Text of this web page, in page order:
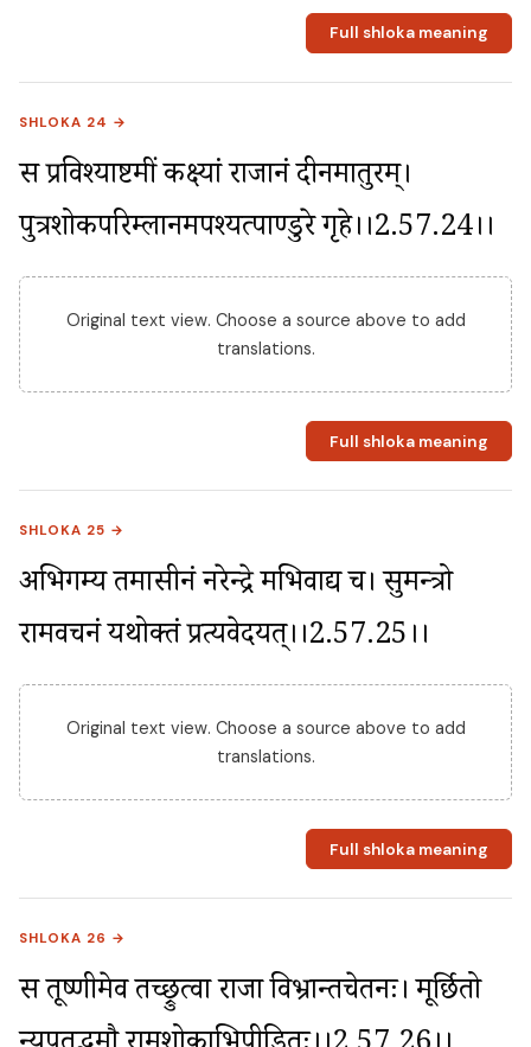
Full shloka meaning
SHLOKA 24 →
स प्रविश्याष्टमीं कक्ष्यां राजानं दीनमातुरम्।
पुत्रशोकपरिम्लानमपश्यत्पाण्डुरे गृहे।।2.57.24।।
Original text view. Choose a source above to add
translations.
Full shloka meaning
SHLOKA 25 →
अभिगम्य तमासीनं नरेन्द्रे मभिवाद्य च। सुमन्त्रो
रामवचनं यथोक्तं प्रत्यवेदयत्।।2.57.25।।
Original text view. Choose a source above to add
translations.
Full shloka meaning
SHLOKA 26 →
स तूष्णीमेव तच्छ्रुत्वा राजा विभ्रान्तचेतनः। मूर्छितो